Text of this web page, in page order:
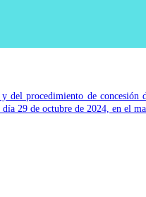
procedimiento de
29 de octubre de 2024, en el